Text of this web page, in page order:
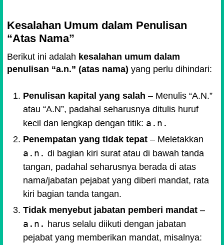
Kesalahan Umum dalam Penulisan
“Atas Nama”
Berikut ini adalah kesalahan umum dalam
penulisan “a.n.” (atas nama) yang perlu dihindari:
Penulisan kapital yang salah – Menulis “A.N.”
atau “A.N”, padahal seharusnya ditulis huruf
kecil dan lengkap dengan titik: a.n.
Penempatan yang tidak tepat – Meletakkan
a.n. di bagian kiri surat atau di bawah tanda
tangan, padahal seharusnya berada di atas
nama/jabatan pejabat yang diberi mandat, rata
kiri bagian tanda tangan.
Tidak menyebut jabatan pemberi mandat –
a.n. harus selalu diikuti dengan jabatan
pejabat yang memberikan mandat, misalnya: